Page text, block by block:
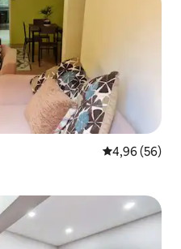
Gemiddelde
4,96 (56)